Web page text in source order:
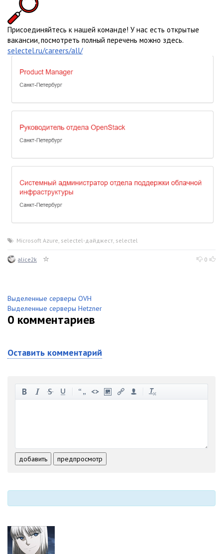
Присоединяйтесь к нашей команде! У нас есть открытые
вакансии, посмотреть полный перечень можно здесь.
selectel.ru/careers/all/
Microsoft Azure, selectel-дайджест, selectel
alice2k 0
Выделенные серверы OVH
Выделенные серверы Hetzner
0 комментариев
Оставить комментарий
-
-
добавить предпросмотр